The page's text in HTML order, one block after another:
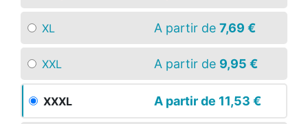
XL A partir de 7,69 €
XXL A partir de 9,95 €
XXXL A partir de 11,53 €